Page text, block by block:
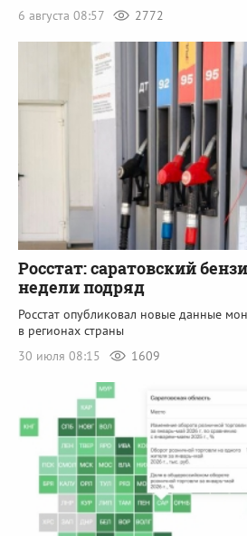
6 августа 08:57
2772
Росстат: саратовский
недели подряд
Росстат опубликовал новые данные
в регионах страны
30 июля 08:15
1609